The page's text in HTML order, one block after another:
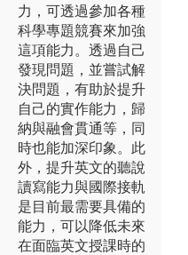
力，可透過參加各種
科學專題競賽來加強
這項能力。透過自己
發現問題，並嘗試解
決問題，有助於提升
自己的實作能力，歸
納與融會貫通等，同
時也能加深印象。此
外，提升英文的聽說
讀寫能力與國際接軌
是目前最需要具備的
能力，可以降低未來
在面臨英文授課時的